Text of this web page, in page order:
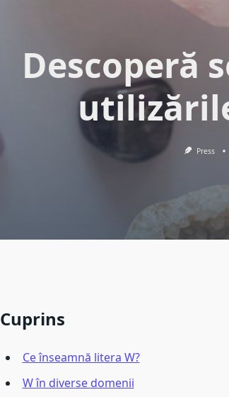
Descoperă
Press
Cuprins
Ce înseamnă litera W?
W în diverse domenii